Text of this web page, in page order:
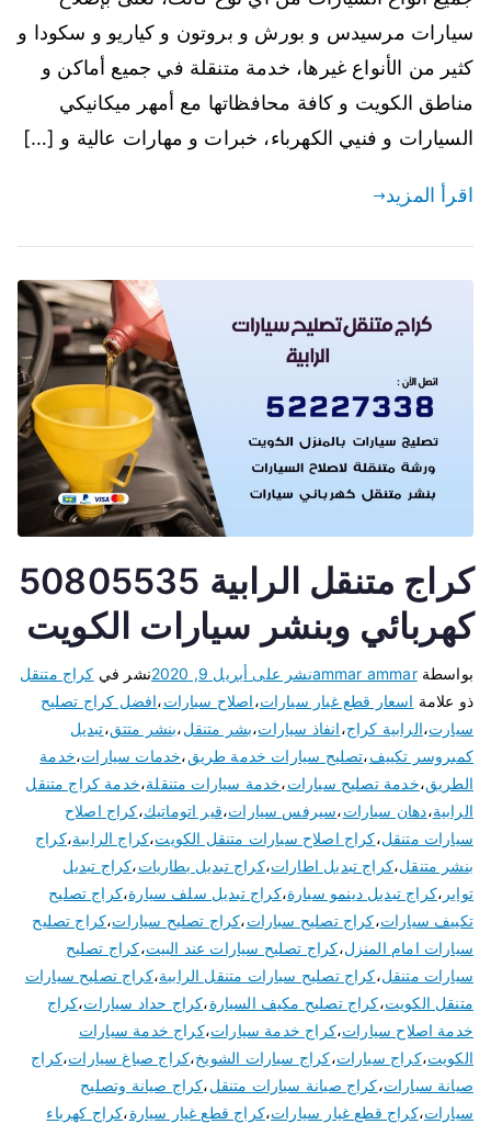
سيارات مرسيدس و بورش و بروتون و كياريو و سكودا و
كثير من الأنواع غيرها، خدمة متنقلة في جميع أماكن و
مناطق الكويت و كافة محافظاتها مع أمهر ميكانيكي
السيارات و فنيي الكهرباء، خبرات و مهارات عالية و […]
اقرأ المزيد
كراج متنقل الرابية 50805535
كهربائي وبنشر سيارات الكويت
بواسطةammar ammarنشر على أبريل 9, 2020 نشر في كراج متنقل
ذو علامة اسعار قطع غيار سيارات،اصلاح سيارات،افضل كراج تصليح
سيارت،الرابية كراج،انفاذ سيارات،بشر متنقل،بنشر متتق،تبديل
كمبروسر تكييف،تصليح سيارات خدمة طريق،خدمات سيارات،خدمة
الطريق،خدمة تصليح سيارات،خدمة سيارات متنقلة،خدمة كراج متنقل
الرابية،دهان سيارات،سيرفس سيارات،قير اتوماتيك،كراج اصلاح
سيارات متنقل،كراج اصلاح سيارات متنقل الكويت،كراج الرابية،كراج
بنشر متنقل،كراج تبديل اطارات،كراج تبديل بطاريات،كراج تبديل
تواير ،كراج تبديل دينمو سيارة،كراج تبديل سلف سيارة،كراج تصليح
تكييف سيارات،كراج تصليح سبارات،كراج تصليح سيارات،كراج تصليح
سيارات امام المنزل،كراج تصليح سيارات عند البيت،كراج تصليح
سيارات متنقل،كراج تصليح سيارات متنقل الرابية،كراج تصليح سيارات
متنقل الكويت،كراج تصليح مكيف السيارة،كراج حداد سيارات،كراج
خدمة اصلاح سيارات،كراج خدمة سيارات،كراج خدمة سيارات
الكويت،كراج سيارات،كراج سيارات الشويخ،كراج صباغ سيارات،كراج
صيانة سيارات،كراج صيانة سيارات متنقل،كراج صيانة وتصليح
سيارات،كراج قطع غيار سيارات،كراج قطع غيار سيارة،كراج كهرباء